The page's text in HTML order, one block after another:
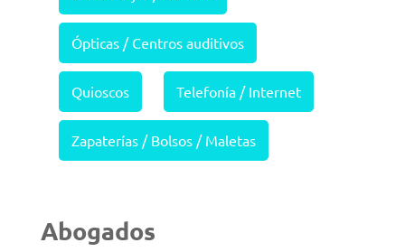
Ópticas / Centros auditivos
Quioscos Telefonía / Internet
Zapaterías / Bolsos / Maletas
Abogados